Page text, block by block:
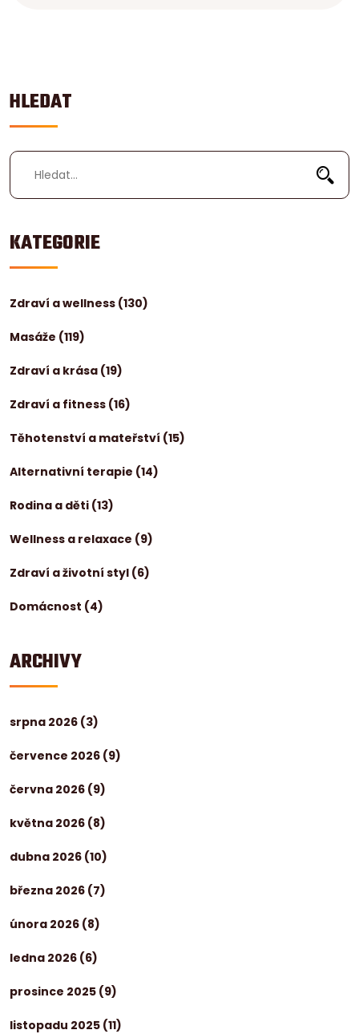
HLEDAT
KATEGORIE
Zdraví a wellness (130)
Masáže (119)
Zdraví a krása (19)
Zdraví a fitness (16)
Těhotenství a mateřství (15)
Alternativní terapie (14)
Rodina a děti (13)
Wellness a relaxace (9)
Zdraví a životní styl (6)
Domácnost (4)
ARCHIVY
srpna 2026 (3)
července 2026 (9)
června 2026 (9)
května 2026 (8)
dubna 2026 (10)
března 2026 (7)
února 2026 (8)
ledna 2026 (6)
prosince 2025 (9)
listopadu 2025 (11)